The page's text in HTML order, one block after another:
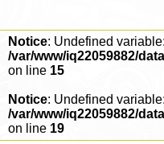
Notice: Undefined
/var/www/iq22059882/
on line 15
Notice: Undefined
/var/www/iq22059882/
on line 19